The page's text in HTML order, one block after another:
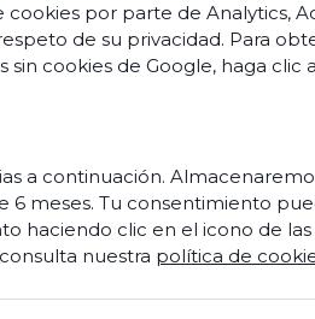
por parte de Analytics,
de su privacidad. Para
sin cookies de Google, haga clic
a continuación.
6 meses. Tu consentimiento
haciendo clic en el icono de las
nuestra política de
Service
Sales
team
performance
IT
&
Marketing